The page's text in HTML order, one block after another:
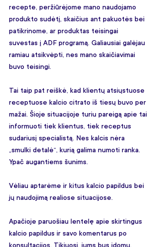
recepte, peržiūrėjome mano naudojamo
produkto sudėtį, skaičius ant pakuotės bei
patikrinome, ar produktas teisingai
suvestas į ADF programą. Galiausiai galėjau
ramiau atsikvėpti, nes mano skaičiavimai
buvo teisingi.
Tai taip pat reiškė, kad klientų atsiųstuose
receptuose kalcio citrato iš tiesų buvo per
mažai. Šioje situacijoje turiu pareigą apie tai
informuoti tiek klientus, tiek receptus
sudariusį specialistą. Nes kalcis nėra
„smulki detalė“, kurią galima numoti ranka.
Ypač augantiems šunims.
Vėliau aptarėme ir kitus kalcio papildus bei
jų naudojimą realiose situacijose.
Apačioje paruošiau lentelę apie skirtingus
kalcio papildus ir savo komentarus po
konsultacijos. Tikiuosi, jums bus idomu.